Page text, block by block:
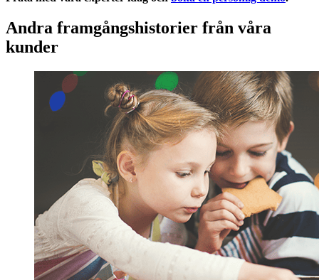
Andra framgångshistorier från våra
kunder